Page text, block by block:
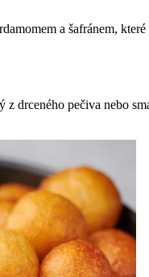
a šafránem,
drceného pečiva nebo